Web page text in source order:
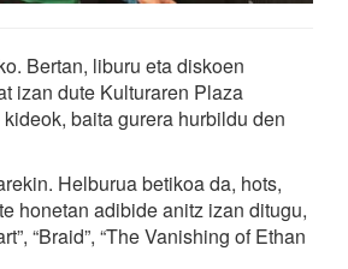
Bertan, liburu eta diskoen
izan dute Kulturaren Plaza
baita gurera hurbildu den
Helburua betikoa da, hots,
honetan adibide anitz izan ditugu,
“Braid”, “The Vanishing of Ethan